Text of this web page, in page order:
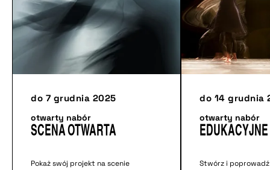
do 7 grudnia 2025
otwarty nabór
SCENA OTWARTA
Pokaż swój projekt na scenie
do 14 grudnia
otwarty nabór
EDUKACYJNE
Stwórz i